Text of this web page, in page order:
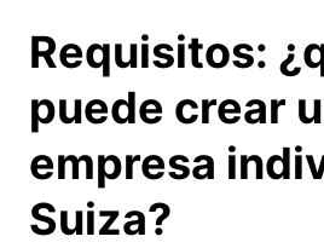
Requisitos:
puede crear
empresa
Suiza?